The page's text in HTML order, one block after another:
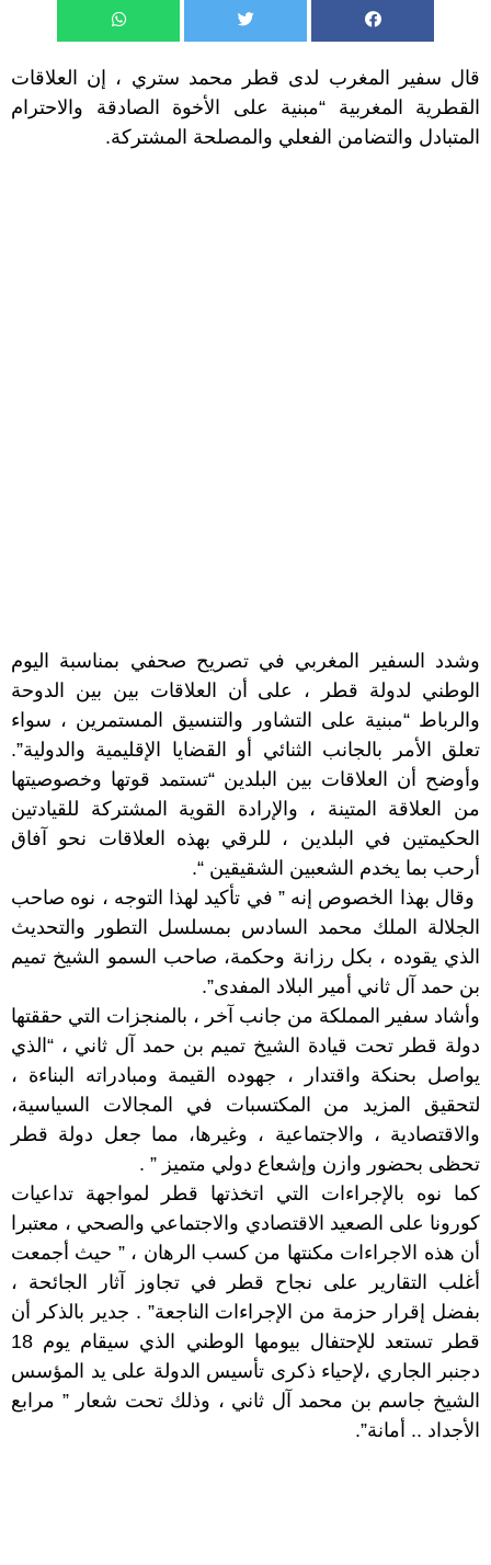
قال سفير المغرب لدى قطر محمد ستري ، إن العلاقات
القطرية المغربية “مبنية على الأخوة الصادقة والاحترام
المتبادل والتضامن الفعلي والمصلحة المشتركة.
وشدد السفير المغربي في تصريح صحفي بمناسبة اليوم
الوطني لدولة قطر ، على أن العلاقات بين بين الدوحة
والرباط “مبنية على التشاور والتنسيق المستمرين ، سواء
تعلق الأمر بالجانب الثنائي أو القضايا الإقليمية والدولية”.
وأوضح أن العلاقات بين البلدين “تستمد قوتها وخصوصيتها
من العلاقة المتينة ، والإرادة القوية المشتركة للقيادتين
الحكيمتين في البلدين ، للرقي بهذه العلاقات نحو آفاق
أرحب بما يخدم الشعبين الشقيقين “.
وقال بهذا الخصوص إنه ” في تأكيد لهذا التوجه ، نوه صاحب
الجلالة الملك محمد السادس بمسلسل التطور والتحديث
الذي يقوده ، بكل رزانة وحكمة، صاحب السمو الشيخ تميم
بن حمد آل ثاني أمير البلاد المفدى”.
وأشاد سفير المملكة من جانب آخر ، بالمنجزات التي حققتها
دولة قطر تحت قيادة الشيخ تميم بن حمد آل ثاني ، “الذي
يواصل بحنكة واقتدار ، جهوده القيمة ومبادراته البناءة ،
لتحقيق المزيد من المكتسبات في المجالات السياسية،
والاقتصادية ، والاجتماعية ، وغيرها، مما جعل دولة قطر
تحظى بحضور وازن وإشعاع دولي متميز ” .
كما نوه بالإجراءات التي اتخذتها قطر لمواجهة تداعيات
كورونا على الصعيد الاقتصادي والاجتماعي والصحي ، معتبرا
أن هذه الاجراءات مكنتها من كسب الرهان ، ” حيث أجمعت
أغلب التقارير على نجاح قطر في تجاوز آثار الجائحة ،
بفضل إقرار حزمة من الإجراءات الناجعة” . جدير بالذكر أن
قطر تستعد للإحتفال بيومها الوطني الذي سيقام يوم 18
دجنبر الجاري ،لإحياء ذكرى تأسيس الدولة على يد المؤسس
الشيخ جاسم بن محمد آل ثاني ، وذلك تحت شعار ” مرابع
الأجداد .. أمانة”.